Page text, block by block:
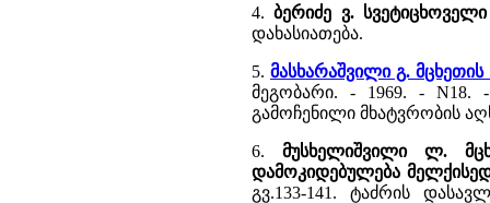
4. ბერიძე ვ. სვეტიცხოველი
დახასიათება.
5. მასხარაშვილი გ.
მეგობარი. - 1969. - N18.
გამოჩენილი მხატვრობის
6. მუსხელიშვილი ლ.
დამოკიდებულება
გვ.133-141. ტაძრის